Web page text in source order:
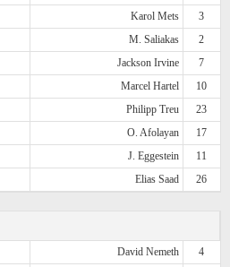
Karol Mets
3
M. Saliakas
2
Jackson Irvine
7
Marcel Hartel
10
Philipp Treu
23
O. Afolayan
17
J. Eggestein
11
Elias Saad 26
David Nemeth
4